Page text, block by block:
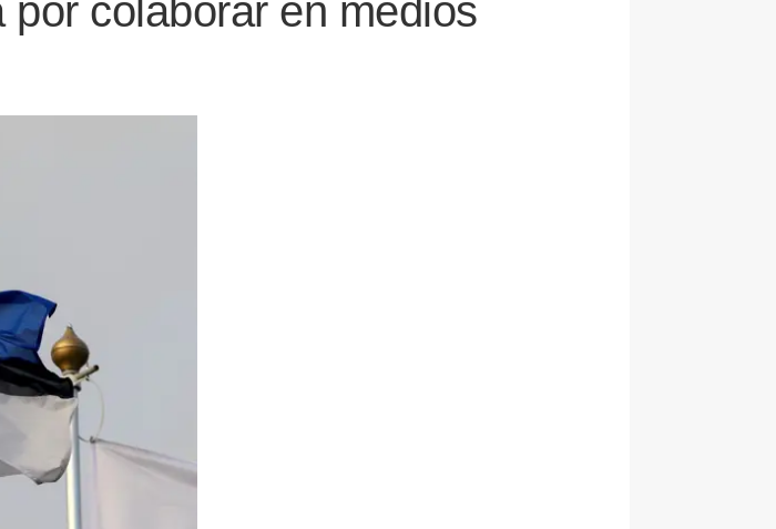
colaborar en medios